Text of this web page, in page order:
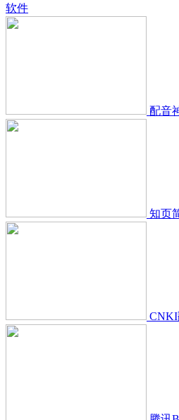
软件
配音
知页